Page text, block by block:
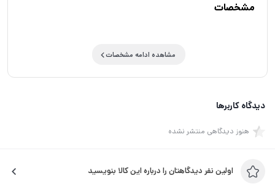
مشخصات
مشاهده ادامه مشخصات
دیدگاه کاربرها
هنوز دیدگاهی منتشر نشده
اولین نفر دیدگاهتان را درباره این کالا بنویسید